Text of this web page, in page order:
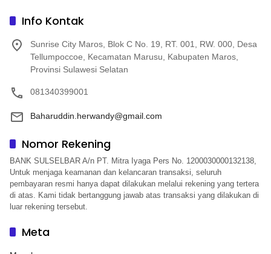
Info Kontak
Sunrise City Maros, Blok C No. 19, RT. 001, RW. 000, Desa
Tellumpoccoe, Kecamatan Marusu, Kabupaten Maros,
Provinsi Sulawesi Selatan
081340399001
Baharuddin.herwandy@gmail.com
Nomor Rekening
BANK SULSELBAR A/n PT. Mitra Iyaga Pers No. 1200030000132138,
Untuk menjaga keamanan dan kelancaran transaksi, seluruh
pembayaran resmi hanya dapat dilakukan melalui rekening yang tertera
di atas. Kami tidak bertanggung jawab atas transaksi yang dilakukan di
luar rekening tersebut.
Meta